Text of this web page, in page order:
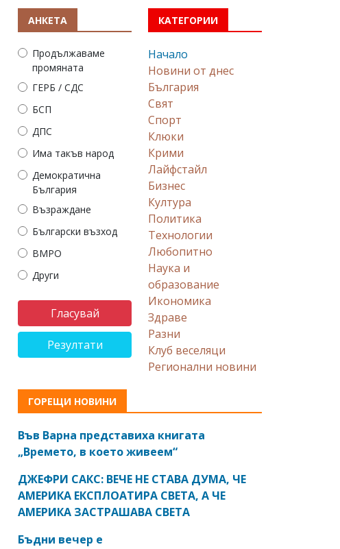
АНКЕТА
Продължаваме
промяната
ГЕРБ / СДС
БСП
ДПС
Има такъв народ
Демократична
България
Възраждане
Български възход
ВМРО
Други
Резултати
КАТЕГОРИИ
Начало
Новини от днес
България
Свят
Спорт
Клюки
Крими
Лайфстайл
Бизнес
Култура
Политика
Технологии
Любопитно
Наука и
образование
Икономика
Здраве
Разни
Клуб веселяци
Регионални новини
ГОРЕЩИ НОВИНИ
Във Варна представиха книгата
„Времето, в което живеем“
ДЖЕФРИ САКС: ВЕЧЕ НЕ СТАВА ДУМА, ЧЕ
АМЕРИКА ЕКСПЛОАТИРА СВЕТА, А ЧЕ
АМЕРИКА ЗАСТРАШАВА СВЕТА
Бъдни вечер е